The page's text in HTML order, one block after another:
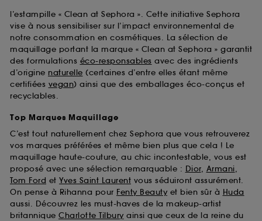
l’estampille « Clean at Sephora ». Cette initiative Sephora
vise à nous sensibiliser sur l’impact environnemental de
notre consommation en cosmétiques. La sélection de
maquillage portant la marque « Clean at Sephora » garantit
des formulations éco-responsables avec des ingrédients
d’origine naturelle (certaines d’entre elles étant même
certifiées vegan) ainsi que des emballages éco-conçus et
recyclables.
Top Marques Maquillage
C’est tout naturellement chez Sephora que vous retrouverez
vos marques préférées et même bien plus que cela ! Le
maquillage haute-couture, au chic incontestable, vous est
proposé avec une sélection remarquable : Dior, Armani,
Tom Ford et Yves Saint Laurent vous séduiront assurément.
On pense à Rihanna pour Fenty Beauty et bien sûr à Huda
aussi. Découvrez les must-haves de la makeup-artist
britannique Charlotte Tilbury ainsi que ceux de la reine du